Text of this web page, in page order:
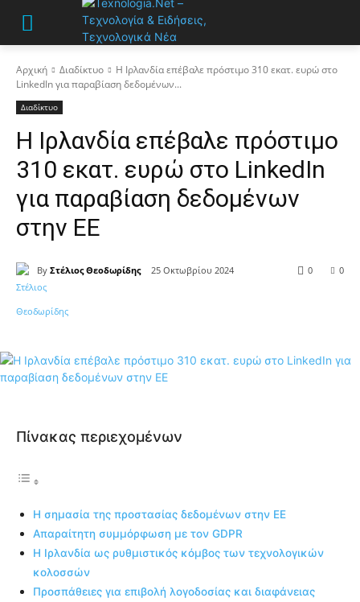
Αρχική Διαδίκτυο
Η Ιρλανδία επέβαλε πρόστιμο 310 εκατ. ευρώ στο
LinkedIn για παραβίαση δεδομένων...
Διαδίκτυο
Η Ιρλανδία επέβαλε πρόστιμο
310 εκατ. ευρώ στο LinkedIn
για παραβίαση δεδομένων
στην ΕΕ
By Στέλιος Θεοδωρίδης 25 Οκτωβρίου 2024 0
0
Πίνακας περιεχομένων
Η σημασία της προστασίας δεδομένων στην ΕΕ
Απαραίτητη συμμόρφωση με τον GDPR
Η Ιρλανδία ως ρυθμιστικός κόμβος των τεχνολογικών
κολοσσών
Προσπάθειες για επιβολή λογοδοσίας και διαφάνειας